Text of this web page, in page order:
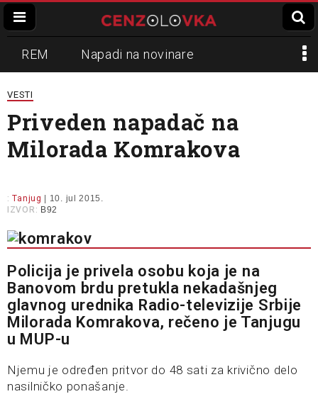
REM Napadi na novinare
Zvučni top
Propaganda Lokalni mediji
Informer Slavko Ćuruvija
VESTI
Priveden napadač na
Milorada Komrakova
: Tanjug
| 10. jul 2015.
IZVOR: B92
Policija je privela osobu koja je na
Banovom brdu pretukla nekadašnjeg
glavnog urednika Radio-televizije Srbije
Milorada Komrakova, rečeno je Tanjugu
u MUP-u
Njemu je određen pritvor do 48 sati za krivično delo
nasilničko ponašanje.